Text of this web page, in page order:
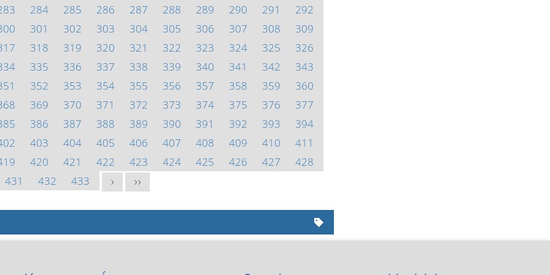
284 285 286 287 288 289 290 291
292
301 302 303 304 305 306 307 308
309
318 319 320 321 322 323 324 325
326
335 336 337 338 339 340 341 342
343
352 353 354 355 356 357 358 359
360
369 370 371 372 373 374 375 376
377
386 387 388 389 390 391 392 393
394
403 404 405 406 407 408 409 410
411
420 421 422 423 424 425 426 427
428
431
432 433 > >>